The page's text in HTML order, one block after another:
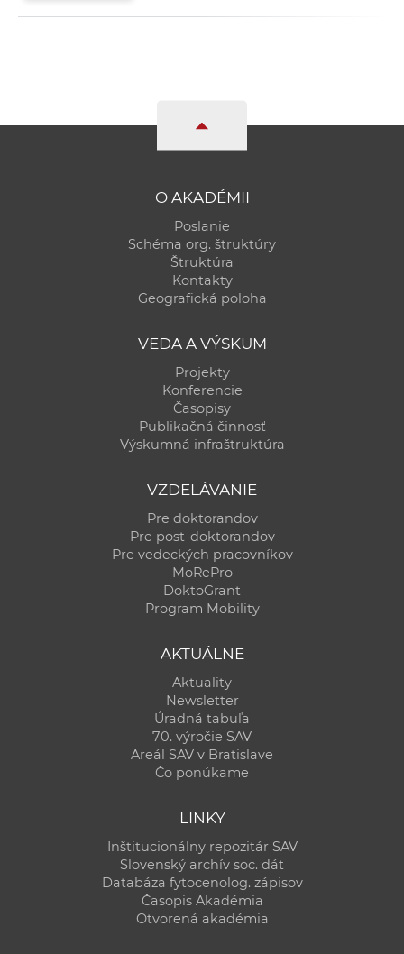
O AKADÉMII
Poslanie
Schéma org. štruktúry
Štruktúra
Kontakty
Geografická poloha
VEDA A VÝSKUM
Projekty
Konferencie
Časopisy
Publikačná činnosť
Výskumná infraštruktúra
VZDELÁVANIE
Pre doktorandov
Pre post-doktorandov
Pre vedeckých pracovníkov
MoRePro
DoktoGrant
Program Mobility
AKTUÁLNE
Aktuality
Newsletter
Úradná tabuľa
70. výročie SAV
Areál SAV v Bratislave
Čo ponúkame
LINKY
Inštitucionálny repozitár SAV
Slovenský archív soc. dát
Databáza fytocenolog. zápisov
Časopis Akadémia
Otvorená akadémia